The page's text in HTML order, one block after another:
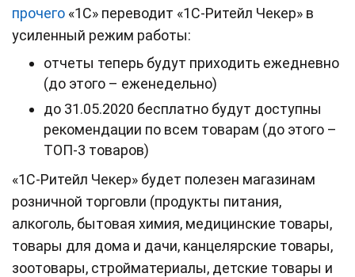
прочего «1С» переводит «1С-Ритейл Чекер» в
усиленный режим работы:
отчеты теперь будут приходить ежедневно
(до этого – еженедельно)
до 31.05.2020 бесплатно будут доступны
рекомендации по всем товарам (до этого –
ТОП-3 товаров)
«1С-Ритейл Чекер» будет полезен магазинам
розничной торговли (продукты питания,
алкоголь, бытовая химия, медицинские товары,
товары для дома и дачи, канцелярские товары,
зоотовары, стройматериалы, детские товары и